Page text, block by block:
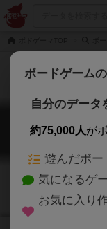
ボードゲーム
自分のデータ
約75,000人が
遊んだボー
気になるゲ
お気に入り